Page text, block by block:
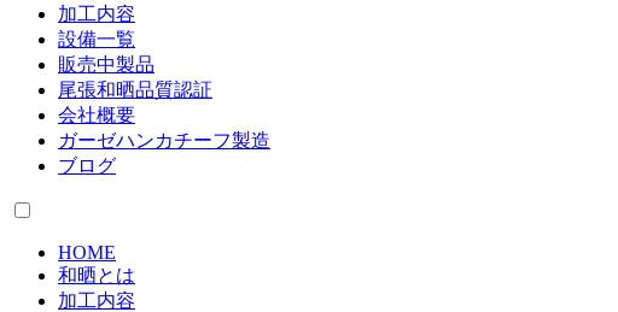
加工内容
設備一覧
販売中製品
尾張和晒品質認証
会社概要
ガーゼハンカチーフ製造
ブログ
HOME
和晒とは
加工内容